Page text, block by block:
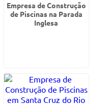
Empresa de Construção
de Piscinas na Parada
Inglesa